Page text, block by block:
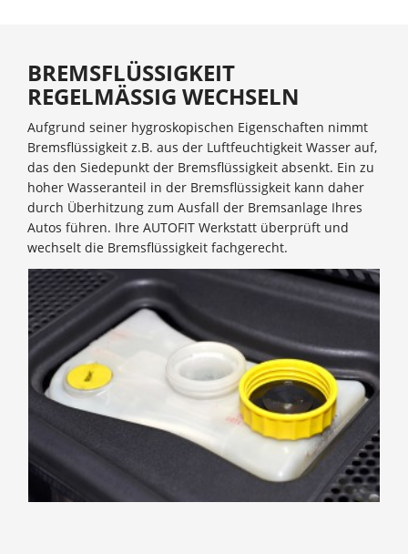
BREMSFLÜSSIGKEIT
REGELMÄSSIG WECHSELN
Aufgrund seiner hygroskopischen Eigenschaften nimmt
Bremsflüssigkeit z.B. aus der Luftfeuchtigkeit Wasser auf,
das den Siedepunkt der Bremsflüssigkeit absenkt. Ein zu
hoher Wasseranteil in der Bremsflüssigkeit kann daher
durch Überhitzung zum Ausfall der Bremsanlage Ihres
Autos führen. Ihre AUTOFIT Werkstatt überprüft und
wechselt die Bremsflüssigkeit fachgerecht.